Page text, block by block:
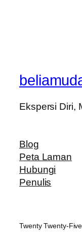
Ekspersi Diri,
Blog
Peta Laman
Hubungi
Penulis
Twenty Twenty-Five